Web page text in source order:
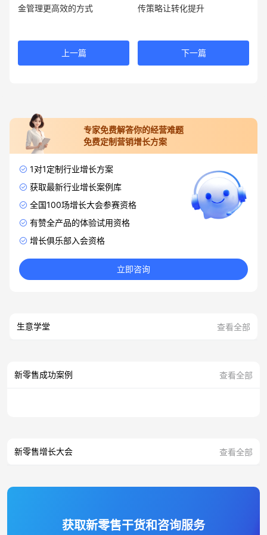
金管理更高效的方式
上一篇
传策略让转化提升
下一篇
专家免费解答你的经营难题
免费定制营销增长方案
1对1定制行业增长方案
获取最新行业增长案例库
全国100场增长大会参赛资格
有赞全产品的体验试用资格
增长俱乐部入会资格
立即咨询
生意学堂 查看全部
新零售成功案例 查看全部
新零售增长大会 查看全部
获取新零售干货和咨询服务